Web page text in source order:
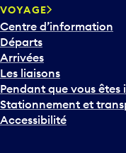
v
e
r
s
l
e
b
a
VOYAGE
Centre d’information
Départs
Arrivées
Les liaisons
Pendant que vous êtes
Stationnement et
Accessibilité